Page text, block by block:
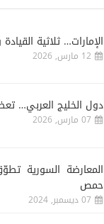
الإمارات… ثلاثية القيادة
12 مارس, 2026
دول الخليج العربي…
07 مارس, 2026
المعارضة السورية
حمص
07 ديسمبر, 2024